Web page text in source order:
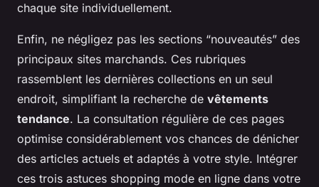
chaque site individuellement.
Enfin, ne négligez pas les sections “nouveautés” des
principaux sites marchands. Ces rubriques
rassemblent les dernières collections en un seul
endroit, simplifiant la recherche de vêtements
tendance. La consultation régulière de ces pages
optimise considérablement vos chances de dénicher
des articles actuels et adaptés à votre style. Intégrer
ces trois astuces shopping mode en ligne dans votre